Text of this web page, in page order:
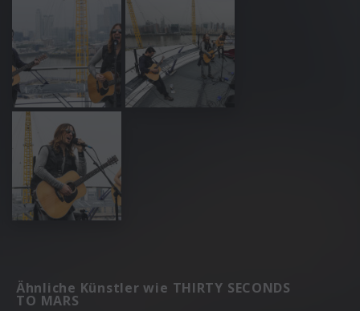
Ähnliche Künstler wie THIRTY SECONDS
TO MARS